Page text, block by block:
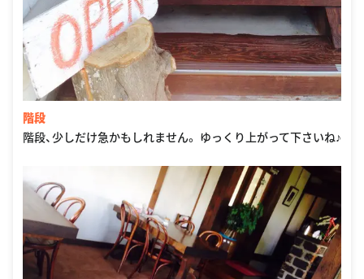
階段
階段、少しだけ急かもしれません。 ゆっくり上がって下さいね♪